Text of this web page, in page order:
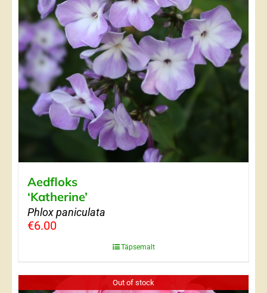
Aedfloks
‘Katherine’
Phlox paniculata
€6.00
Täpsemalt
Out of stock